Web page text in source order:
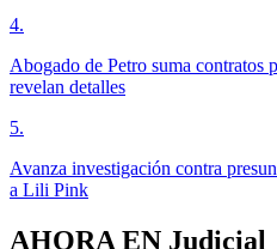
4.
Abogado de Petro suma contratos
revelan detalles
5.
Avanza investigación contra
a Lili Pink
AHORA EN Judicial